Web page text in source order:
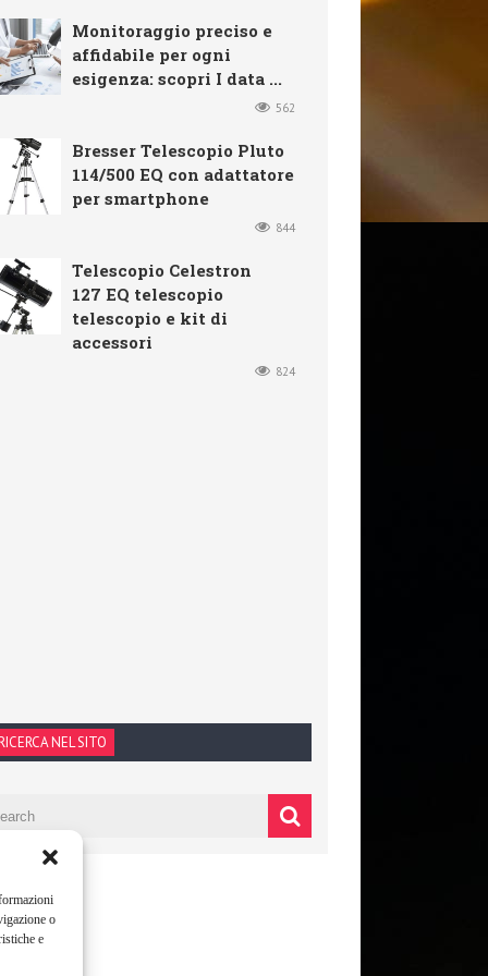
o
e
Monitoraggio preciso e
affidabile per ogni
esigenza: scopri I data ...
562
Bresser Telescopio Pluto
114/500 EQ con adattatore
per smartphone
844
Telescopio Celestron
127 EQ telescopio
telescopio e kit di
accessori
824
NEL SITO